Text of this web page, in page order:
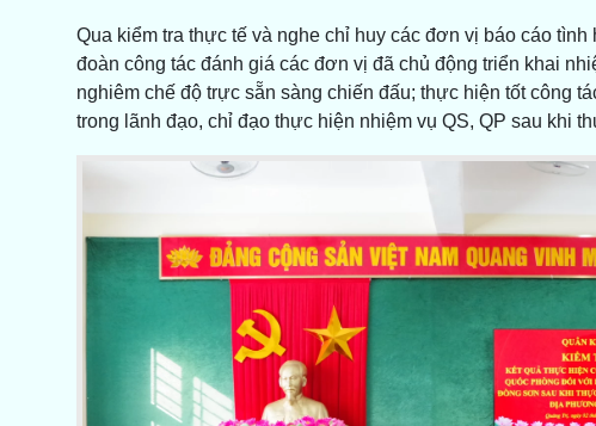
Qua kiểm tra thực tế và nghe chỉ huy các đơn vị báo cáo
đoàn công tác đánh giá các đơn vị đã chủ động triển khai
nghiêm chế độ trực sẵn sàng chiến đấu; thực hiện tốt công
trong lãnh đạo, chỉ đạo thực hiện nhiệm vụ QS, QP sau khi